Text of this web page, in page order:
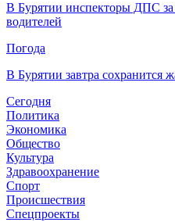
В Бурятии инспекторы ДПС
водителей
Погода
В Бурятии завтра сохранится
Сегодня
Политика
Экономика
Общество
Культура
Здравоохранение
Спорт
Происшествия
Спецпроекты